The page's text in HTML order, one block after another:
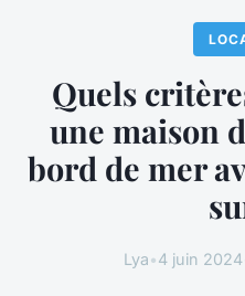
Quels
une maison
bord de mer
Lya•4 juin 2024